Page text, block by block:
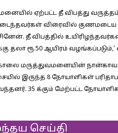
ஏற்பட்ட தீ விபத்து
விரைவில் குணமடைய
தீ விபத்தில்
தலா ரூ.50 ஆயிரம் வழங்கப்படும்,’
மருத்துவமனையின்
இருந்த 8 நோயாளிகள்
35 க்கும் மேற்பட்ட
செய்தி